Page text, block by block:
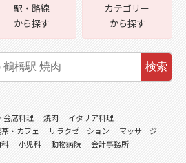
駅・路線
から探す
カテゴリー
から探す
検索
会席料理 焼肉
イタリア料理
・カフェ リラクゼーション
マッサージ
科 小児科 動物病院
会計事務所